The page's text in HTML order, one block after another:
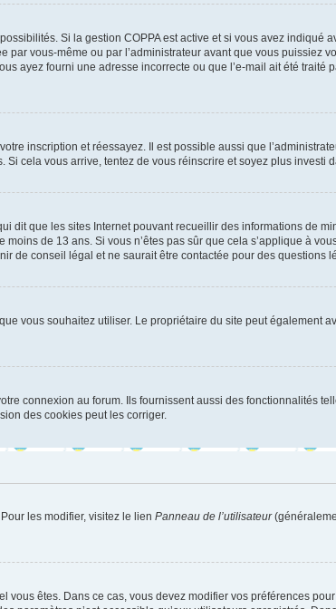
Si la gestion COPPA est active et si vous avez
vous-même ou par l’administrateur avant que vous puissiez
ayez fourni une adresse incorrecte ou que l’e-mail ait été
inscription et réessayez. Il est possible aussi que
cela vous arrive, tentez de vous réinscrire et soyez plus investi
dit que les sites Internet pouvant recueillir des informations de
de 13 ans. Si vous n’êtes pas sûr que cela s’applique à
de conseil légal et ne saurait être contactée pour des questions
vous souhaitez utiliser. Le propriétaire du site peut également
connexion au forum. Ils fournissent aussi des fonctionnalités
des cookies peut les corriger.
les modifier, visitez le lien Panneau de l’utilisateur
êtes. Dans ce cas, vous devez modifier vos préférences